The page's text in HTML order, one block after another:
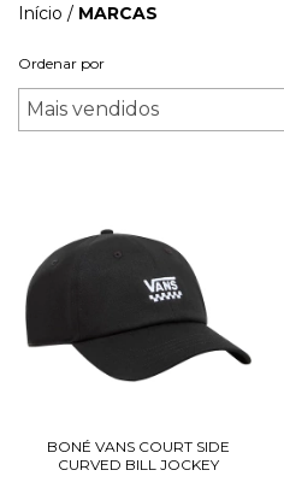
Início / MARCAS
Ordenar por
BONÉ VANS COURT SIDE
CURVED BILL JOCKEY